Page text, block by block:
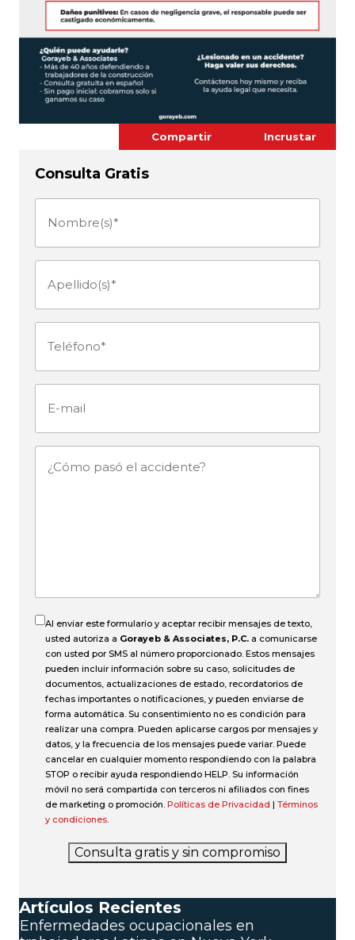
Compartir Incrustar
Consulta Gratis
Nombre(s)
Apellido(s)
Teléfono (Obligatorio)
¿Cómo
Al enviar este formulario y aceptar recibir mensajes de texto,
usted autoriza a Gorayeb & Associates, P.C. a comunicarse
con usted por SMS al número proporcionado. Estos mensajes
pueden incluir información sobre su caso, solicitudes de
documentos, actualizaciones de estado, recordatorios de
fechas importantes o notificaciones, y pueden enviarse de
forma automática. Su consentimiento no es condición para
realizar una compra. Pueden aplicarse cargos por mensajes y
datos, y la frecuencia de los mensajes puede variar. Puede
cancelar en cualquier momento respondiendo con la palabra
STOP o recibir ayuda respondiendo HELP. Su información
móvil no será compartida con terceros ni afiliados con fines
de marketing o promoción. Políticas de Privacidad | Términos
y condiciones.
Consulta gratis y sin compromiso
Artículos Recientes
Enfermedades ocupacionales en